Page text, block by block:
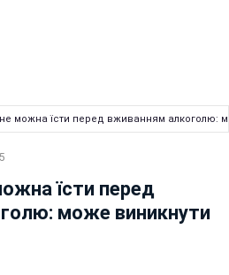
не можна їсти перед вживанням алкоголю:
їсти перед
може виникнути